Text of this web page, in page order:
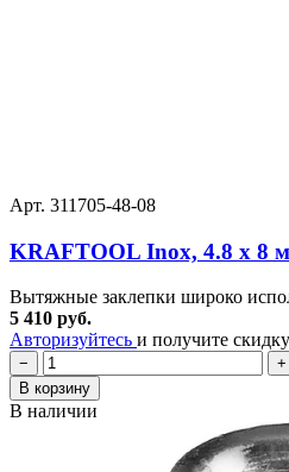
Арт. 311705-48-08
KRAFTOOL Inox, 4.8 x 8
Вытяжные заклепки широко
5 410 руб.
Авторизуйтесь и получите
−
+
В корзину
В наличии